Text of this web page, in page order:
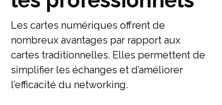
Les cartes numériques offrent de
nombreux avantages par rapport aux
cartes traditionnelles. Elles permettent de
simplifier les échanges et d’améliorer
l’efficacité du networking.